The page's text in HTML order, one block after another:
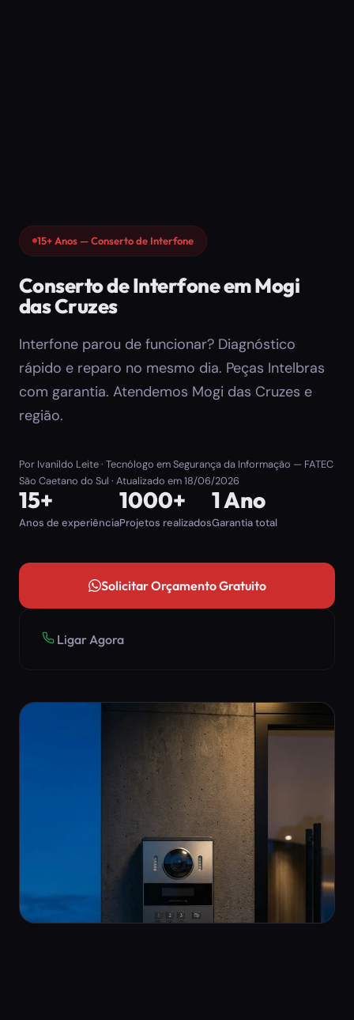
15+ Anos — Conserto de Interfone
Conserto de Interfone em Mogi
das Cruzes
Interfone parou de funcionar? Diagnóstico
rápido e reparo no mesmo dia. Peças Intelbras
com garantia. Atendemos Mogi das Cruzes e
região.
Por Ivanildo Leite· Tecnólogo em Segurança da Informação — FATEC
São Caetano do Sul · Atualizado em18/06/2026
15+
Anos de experiência
1000+
Projetos realizados
1 Ano
Garantia total
Solicitar Orçamento Gratuito
Ligar Agora